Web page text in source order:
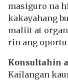
masiguro na
kakayahang
maliit at
rin ang
Konsultahin
Kailangan